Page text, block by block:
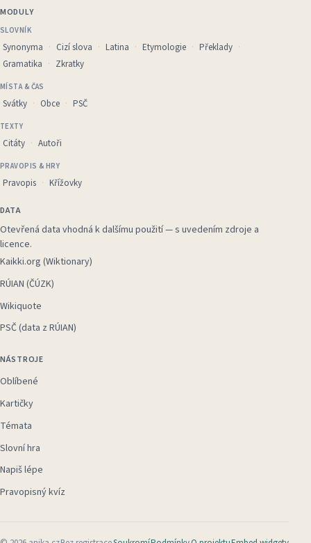
MODULY
SLOVNÍK
Synonyma Cizí slova Latina Etymologie
Překlady
Gramatika
Zkratky
MÍSTA & ČAS
Svátky Obce PSČ
TEXTY
Citáty Autoři
PRAVOPIS & HRY
Pravopis Křížovky
DATA
Otevřená data vhodná k dalšímu použití — s uvedením zdroje a
licence.
Kaikki.org (Wiktionary)
RÚIAN (ČÚZK)
Wikiquote
PSČ (data z RÚIAN)
NÁSTROJE
Oblíbené
Kartičky
Témata
Slovní hra
Napiš lépe
Pravopisný kvíz